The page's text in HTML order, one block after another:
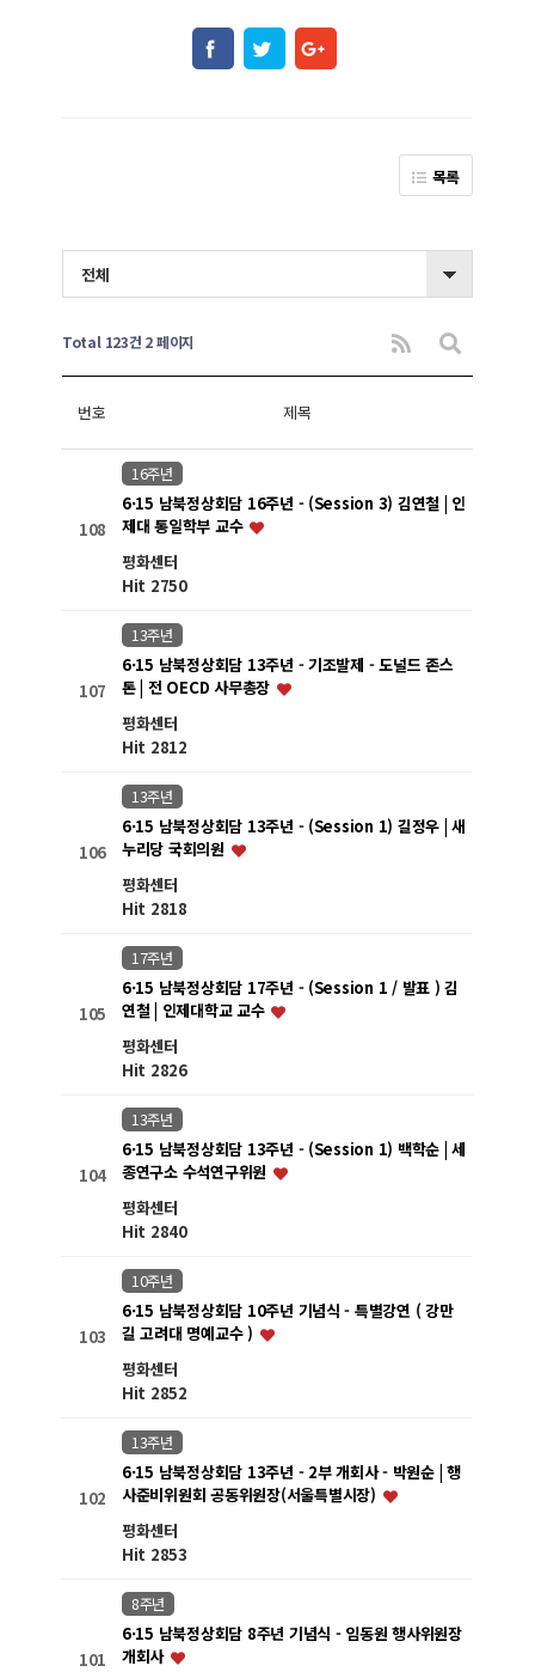
목록
전체
Total 123건 2 페이지
번호 제목
108
16주년
6·15 남북정상회담 16주년 - (Session 3) 김연철 | 인
제대 통일학부 교수
평화센터
Hit 2750
107
13주년
6·15 남북정상회담 13주년 - 기조발제 - 도널드 존스
톤 | 전 OECD 사무총장
평화센터
Hit 2812
106
13주년
6·15 남북정상회담 13주년 - (Session 1) 길정우 | 새
누리당 국회의원
평화센터
Hit 2818
105
17주년
6·15 남북정상회담 17주년 - (Session 1 / 발표 ) 김
연철 | 인제대학교 교수
평화센터
Hit 2826
104
13주년
6·15 남북정상회담 13주년 - (Session 1) 백학순 | 세
종연구소 수석연구위원
평화센터
Hit 2840
103
10주년
6·15 남북정상회담 10주년 기념식 - 특별강연 ( 강만
길 고려대 명예교수 )
평화센터
Hit 2852
102
13주년
6·15 남북정상회담 13주년 - 2부 개회사 - 박원순 | 행
사준비위원회 공동위원장(서울특별시장)
평화센터
Hit 2853
101
8주년
6·15 남북정상회담 8주년 기념식 - 임동원 행사위원장
개회사